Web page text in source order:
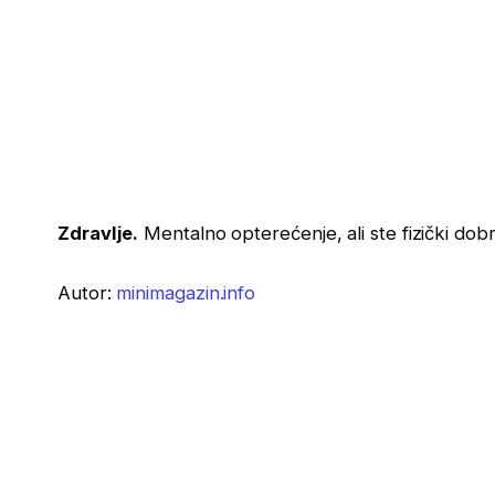
Zdravlje. Mentalno opterećenje, ali ste fizički
Autor: minimagazin.info